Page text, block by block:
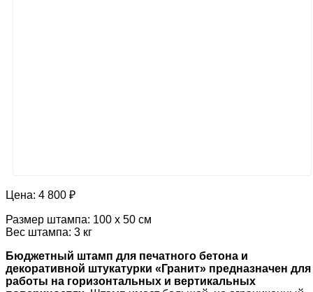
Цена: 4 800 ₽
Размер штампа: 100 х 50 см
Вес штампа: 3 кг
Бюджетный штамп для печатного бетона и
декоративной штукатурки «Гранит» предназначен для
работы на горизонтальных и вертикальных